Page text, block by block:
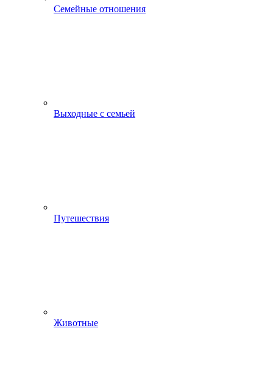
Семейные отношения
Выходные с семьей
Путешествия
Животные